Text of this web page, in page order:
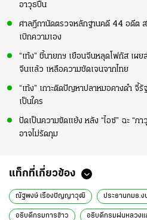
อาวุธปืน
ศาลฎีกานัดตรวจหลักฐานคดี 44 อดีต ส
เบิกความเอง
“เท้ง” ชี้นายกฯ เยือนจีนหลุดโฟกัส เผ
จีนแล้ว เหลือความชัดเจนจากไทย
“เท้ง” เกาะติดปัญหาปลาหมอคางดำ จี้
เป็นใคร
ปัดเป็นความขัดแย้ง หลัง “ไอซ์” ฉะ “ภ
อาจไม่รัดกุม
แท็กที่เกี่ยวข้อง
ณัฐพงษ์ เรืองปัญญาวุฒิ ประธานกมธ.ง
อธิบดีกรมการข้าว อธิบดีกรมฝนหลวงแ